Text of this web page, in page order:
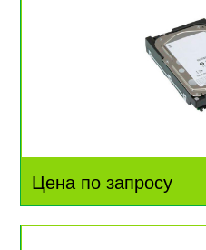
Цена по запросу